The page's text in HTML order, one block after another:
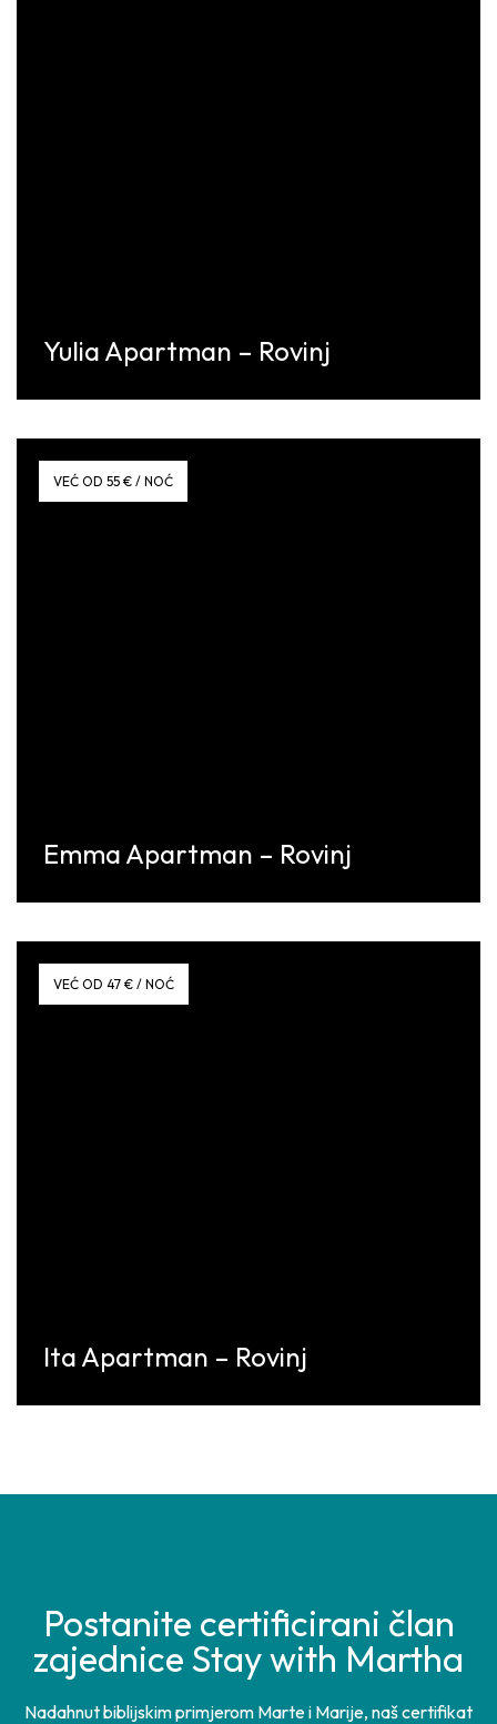
Yulia Apartman – Rovinj
Discover More
VEĆ OD 55 € / NOĆ
Emma Apartman – Rovinj
Discover More
VEĆ OD 47 € / NOĆ
Ita Apartman – Rovinj
Discover More
Postanite certificirani član
zajednice Stay with Martha
Nadahnut biblijskim primjerom Marte i Marije, naš certifikat